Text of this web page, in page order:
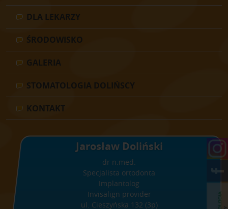
DLA LEKARZY
ŚRODOWISKO
GALERIA
STOMATOLOGIA DOLIŃSCY
KONTAKT
Jarosław Doliński
dr n.med.
Specjalista ortodonta
Implantolog
Invisalign provider
ul. Cieszyńska 132 (3p)